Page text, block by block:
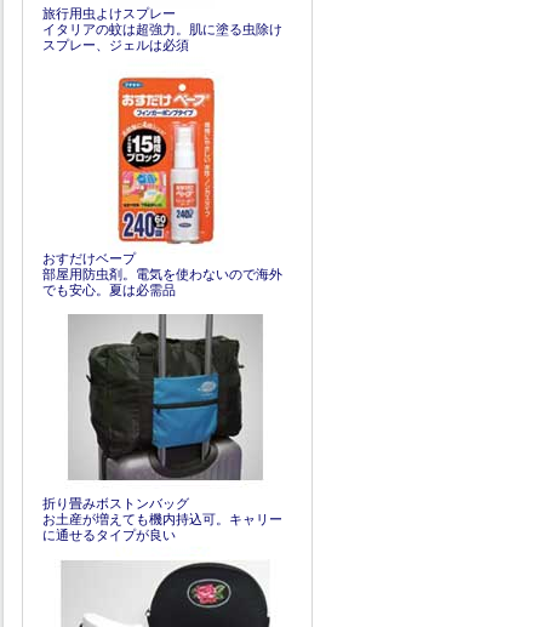
旅行用虫よけスプレー
イタリアの蚊は超強力。肌に塗る虫除け
スプレー、ジェルは必須
おすだけベープ
部屋用防虫剤。電気を使わないので海外
でも安心。夏は必需品
折り畳みボストンバッグ
お土産が増えても機内持込可。キャリー
に通せるタイプが良い